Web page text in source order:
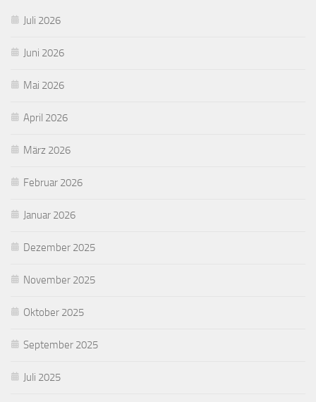
Juli 2026
Juni 2026
Mai 2026
April 2026
März 2026
Februar 2026
Januar 2026
Dezember 2025
November 2025
Oktober 2025
September 2025
Juli 2025